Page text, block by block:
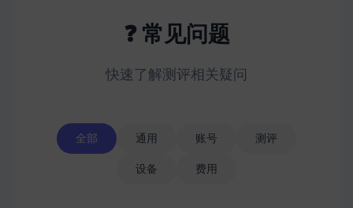
❓ 常见问题
快速了解测评相关疑问
全部 通用 账号 测评
设备 费用